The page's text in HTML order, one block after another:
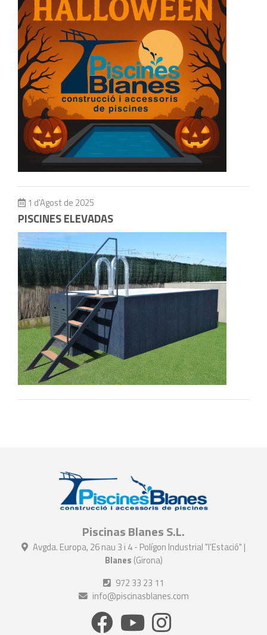
1 d'Agost de 2025
PISCINES ELEVADAS
Piscinas Blanes S.L.
Avgda. Europa, 26 nau 3 i 4 - Polígon Industrial "l'Estació" |
Blanes (Girona)
972 33 23 11
info@piscinasblanes.com